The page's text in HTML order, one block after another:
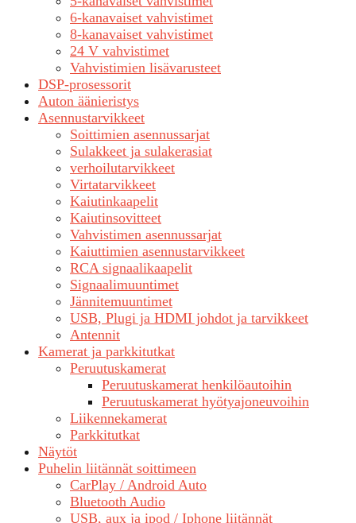
6-kanavaiset vahvistimet
8-kanavaiset vahvistimet
24 V vahvistimet
Vahvistimien lisävarusteet
DSP-prosessorit
Auton äänieristys
Asennustarvikkeet
Soittimien asennussarjat
Sulakkeet ja sulakerasiat
verhoilutarvikkeet
Virtatarvikkeet
Kaiutinkaapelit
Kaiutinsovitteet
Vahvistimen asennussarjat
Kaiuttimien asennustarvikkeet
RCA signaalikaapelit
Signaalimuuntimet
Jännitemuuntimet
USB, Plugi ja HDMI johdot ja tarvikkeet
Antennit
Kamerat ja parkkitutkat
Peruutuskamerat
Peruutuskamerat henkilöautoihin
Peruutuskamerat hyötyajoneuvoihin
Liikennekamerat
Parkkitutkat
Näytöt
Puhelin liitännät soittimeen
CarPlay / Android Auto
Bluetooth Audio
USB, aux ja ipod / Iphone liitännät